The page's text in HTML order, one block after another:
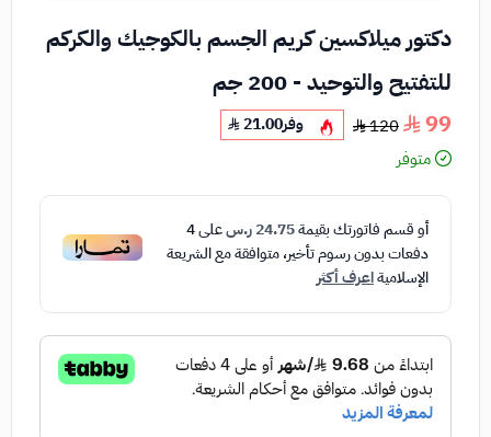
دكتور ميلاكسين كريم الجسم بالكوجيك والكركم
للتفتيح والتوحيد - 200 جم
99
120 وفر21.00
متوفر
أو قسم فاتورتك بقيمة24.75 ر.س على4
دفعات بدون رسوم تأخير، متوافقة مع الشريعة
الإسلاميةاعرف أكثر